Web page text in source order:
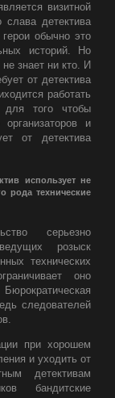
визитной
слава детектива
обычно это
историй. Но
знает ни кто. И
от детектива
работать
того чтобы
и
от детектива
использует не
рода технические
серьезно
розыск
технических
оно
следователей
при хорошем
и уходить от
детективам
бандитские